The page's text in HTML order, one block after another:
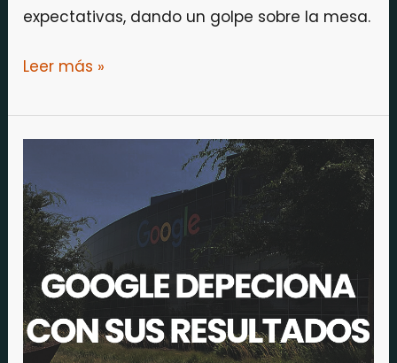
expectativas, dando un golpe sobre la mesa.
Leer más »
decepciona
con
sus
resultados